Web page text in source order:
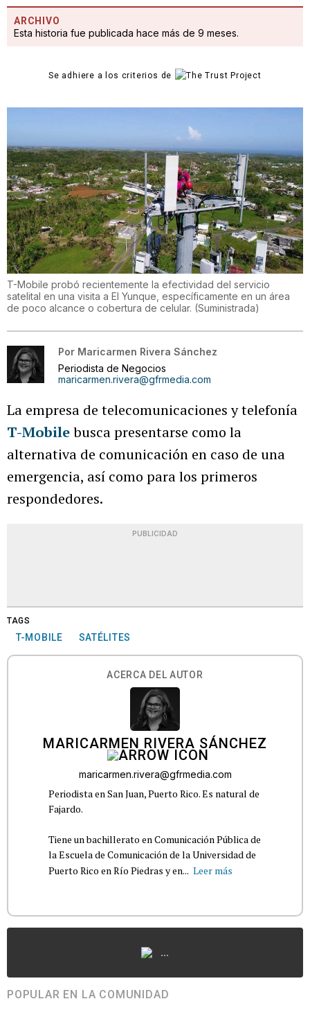
ARCHIVO
Esta historia fue publicada hace más de 9 meses.
Se adhiere a los criterios de
T-Mobile probó recientemente la efectividad del servicio
satelital en una visita a El Yunque, específicamente en un área
de poco alcance o cobertura de celular. (Suministrada)
Por Maricarmen Rivera Sánchez
Periodista de Negocios
maricarmen.rivera@gfrmedia.com
La empresa de telecomunicaciones y telefonía
T-Mobilebusca presentarse como la
alternativa de comunicación en caso de una
emergencia, así como para los primeros
respondedores.
PUBLICIDAD
TAGS
T-MOBILE SATÉLITES
ACERCA DEL AUTOR
MARICARMEN RIVERA SÁNCHEZ
maricarmen.rivera@gfrmedia.com
Periodista en San Juan, Puerto Rico. Es natural de
Fajardo.
Tiene un bachillerato en Comunicación Pública de
la Escuela de Comunicación de la Universidad de
Puerto Rico en Río Piedras y en... Leer más
...
POPULAR EN LA COMUNIDAD